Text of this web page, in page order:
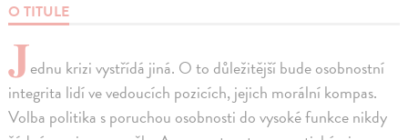
O TITULE
Jednu krizi vystřídá jiná. O to důležitější bude osobnostní
integrita lidí ve vedoucích pozicích, jejich morální kompas.
Volba politika s poruchou osobnosti do vysoké funkce nikdy